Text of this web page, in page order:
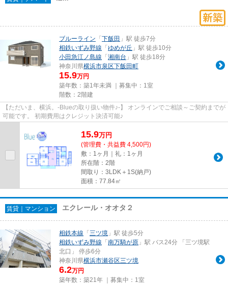
ブルーライン 「 下飯田 」駅 徒歩7分
相鉄いずみ野線 「 ゆめが丘 」駅 徒歩10分
小田急江ノ島線 「 湘南台 」駅 徒歩18分
神奈川県横浜市泉区下飯田町
15.9万円
築年数：築1年未満 ｜募集中： 1室
階数：2階建
【ただいま、横浜。-Blueの取り扱い物件♪-】 オンラインでご相談～ご契約までが
可能です。 初期費用はクレジット決済可能♪
15.9万円
(管理費・共益費 4,500円)
敷：1ヶ月｜礼：1ヶ月
所在階：2階
間取り：3LDK＋1S(納戸)
面積：77.84㎡
賃貸｜マンション エクレール・オオタ２
相鉄本線 「 三ツ境 」駅 徒歩5分
相鉄いずみ野線 「 南万騎が原 」駅 バス24分 「三ツ境駅
北口」 停歩6分
神奈川県横浜市瀬谷区三ツ境
6.2万円
築年数：築21年 ｜募集中： 1室